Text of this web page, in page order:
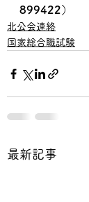
899422）
北公会連絡
国家総合職試験
最新記事